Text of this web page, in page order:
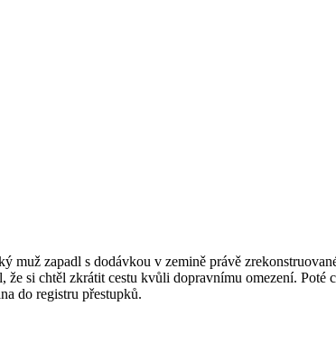
muž zapadl s dodávkou v zemině právě
si chtěl zkrátit cestu kvůli dopravnímu omezení.
do registru přestupků.